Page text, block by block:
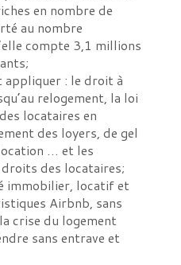
en nombre de
au nombre
compte 3,1 millions
appliquer : le droit à
relogement, la loi
locataires en
des loyers, de gel
… et les
des locataires;
immobilier, locatif et
Airbnb, sans
crise du logement
sans entrave et